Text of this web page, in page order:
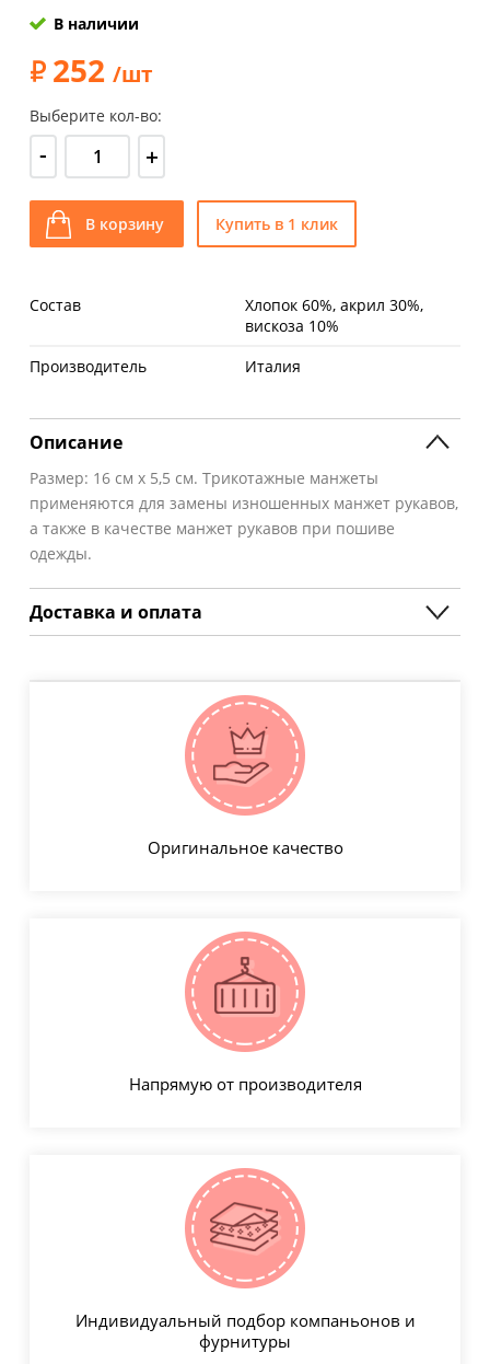
В наличии
252 /шт
Выберите кол-во:
- +
В корзину Купить в 1 клик
Состав
Хлопок 60%, акрил 30%,
вискоза 10%
Производитель
Италия
Описание
Размер: 16 см х 5,5 см. Трикотажные манжеты
применяются для замены изношенных манжет рукавов,
а также в качестве манжет рукавов при пошиве
одежды.
Доставка и оплата
Оригинальное качество
Напрямую от производителя
Индивидуальный подбор компаньонов и
фурнитуры